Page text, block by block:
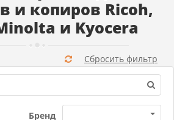
и копиров Ricoh,
и Kyocera
Бренд
Сбросить фильтр